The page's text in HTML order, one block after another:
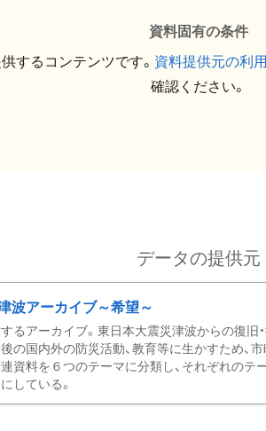
資料固有の条件
するコンテンツです。 資料提供元の利
確認ください。
データの提供元
波アーカイブ～希望～
るアーカイブ。東日本大震災津波からの復旧
の国内外の防災活動、教育等に生かすため、
資料を６つのテーマに分類し、それぞれの
している。